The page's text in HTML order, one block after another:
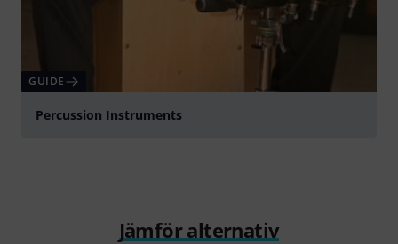
GUIDE
Percussion Instruments
Jämför alternativ